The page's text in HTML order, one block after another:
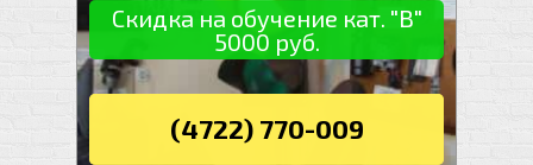
Скидка на обучение кат. "В"
5000 руб.
(4722) 770-009